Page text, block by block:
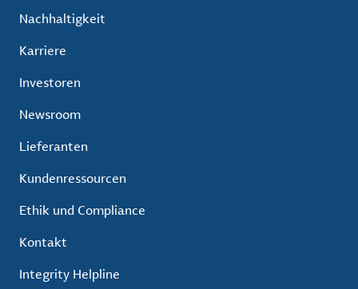
Nachhaltigkeit
Karriere
Investoren
Newsroom
Lieferanten
Kundenressourcen
Ethik und Compliance
Kontakt
Integrity Helpline